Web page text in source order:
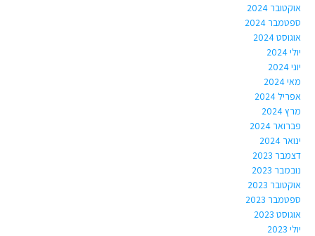
אוקטובר 2024
ספטמבר 2024
אוגוסט 2024
יולי 2024
יוני 2024
מאי 2024
אפריל 2024
מרץ 2024
פברואר 2024
ינואר 2024
דצמבר 2023
נובמבר 2023
אוקטובר 2023
ספטמבר 2023
אוגוסט 2023
יולי 2023